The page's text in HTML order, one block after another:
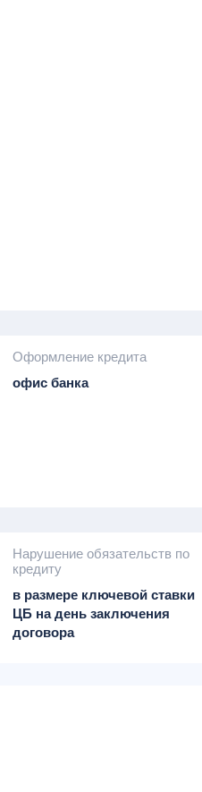
Оформление кредита
офис банка
Нарушение обязательств по
кредиту
в размере ключевой ставки
ЦБ на день заключения
договора